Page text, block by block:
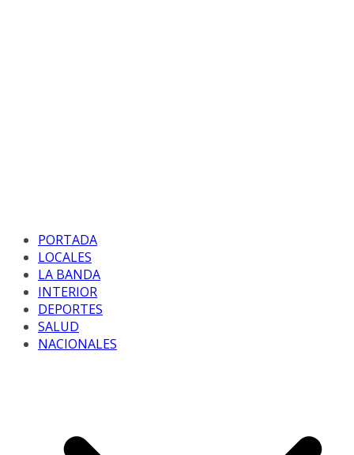
PORTADA
LOCALES
LA BANDA
INTERIOR
DEPORTES
SALUD
NACIONALES